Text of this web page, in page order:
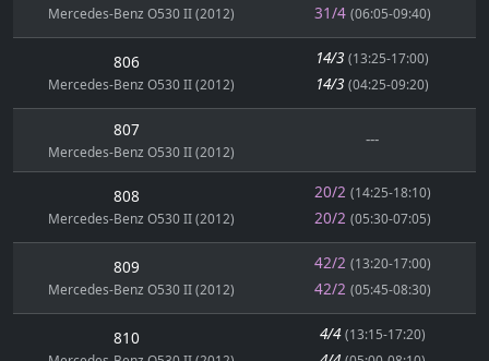
Mercedes-Benz O530 II (2012) 31/4 (06:05-09:40)
806
Mercedes-Benz O530 II (2012)
14/3 (13:25-17:00)
14/3 (04:25-09:20)
807
Mercedes-Benz O530 II (2012)
---
808
Mercedes-Benz O530 II (2012)
20/2 (14:25-18:10)
20/2 (05:30-07:05)
809
Mercedes-Benz O530 II (2012)
42/2 (13:20-17:00)
42/2 (05:45-08:30)
810 4/4 (13:15-17:20)